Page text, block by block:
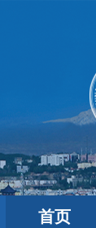
首页